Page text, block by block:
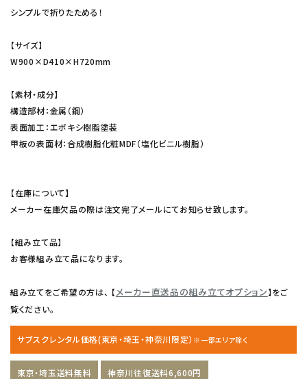
シンプルで折りたためる！
【サイズ】
W900×D410×H720mm
【素材・成分】
構造部材：金属（鋼）
表面加工：エポキシ樹脂塗装
甲板の表面材：合成樹脂化粧MDF（塩化ビニル樹脂）
【在庫について】
メーカー在庫欠品の際は注文完了メールにてお知らせ致します。
【組み立て品】
お客様組み立て品になります。
組み立てをご希望の方は、 【メーカー直送品の組み立てオプション】をご
覧ください。
サブスクレンタル価格(東京・埼玉・神奈川限定） ※一部エリア除く
東京・埼玉送料無料 神奈川往復送料6,600円